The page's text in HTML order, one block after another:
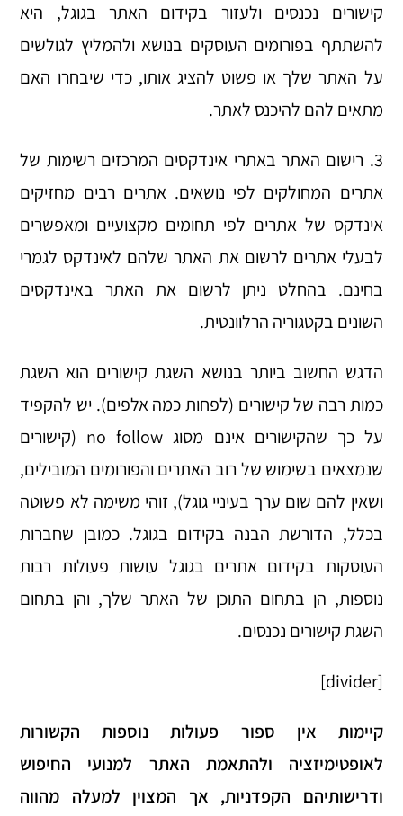
קישורים נכנסים ולעזור בקידום האתר בגוגל, היא
להשתתף בפורומים העוסקים בנושא ולהמליץ לגולשים
על האתר שלך או פשוט להציג אותו, כדי שיבחרו האם
מתאים להם להיכנס לאתר.
3. רישום האתר באתרי אינדקסים המרכזים רשימות של
אתרים המחולקים לפי נושאים. אתרים רבים מחזיקים
אינדקס של אתרים לפי תחומים מקצועיים ומאפשרים
לבעלי אתרים לרשום את האתר שלהם לאינדקס לגמרי
בחינם. בהחלט ניתן לרשום את האתר באינדקסים
השונים בקטגוריה הרלוונטית.
הדגש החשוב ביותר בנושא השגת קישורים הוא השגת
כמות רבה של קישורים (לפחות כמה אלפים). יש להקפיד
על כך שהקישורים אינם מסוג no follow (קישורים
שנמצאים בשימוש של רוב האתרים והפורומים המובילים,
ושאין להם שום ערך בעיניי גוגל), זוהי משימה לא פשוטה
בכלל, הדורשת הבנה בקידום בגוגל. כמובן שחברות
העוסקות בקידום אתרים בגוגל עושות פעולות רבות
נוספות, הן בתחום התוכן של האתר שלך, והן בתחום
השגת קישורים נכנסים.
[divider]
קיימות אין ספור פעולות נוספות הקשורות
לאופטימיזציה ולהתאמת האתר למנועי החיפוש
ודרישותיהם הקפדניות, אך המצוין למעלה מהווה